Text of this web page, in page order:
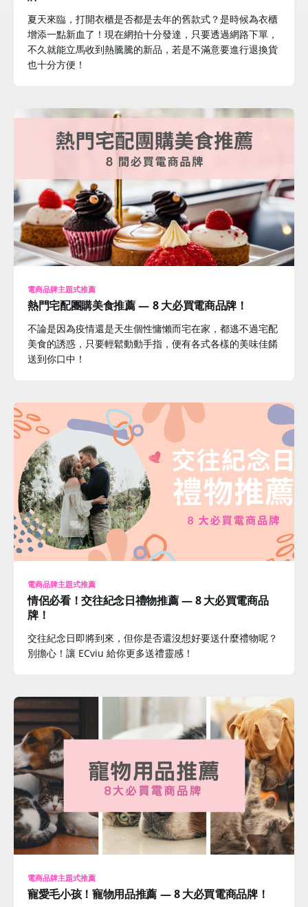
夏天來臨，打開衣櫃是否都是去年的舊款式？是時候為衣櫃
增添一點新血了！現在網拍十分發達，只要透過網路下單，
不久就能立馬收到熱騰騰的新品，若是不滿意要進行退換貨
也十分方便！
電商品牌主題式推薦
熱門宅配團購美食推薦 — 8 大必買電商品牌！
不論是因為疫情還是天生個性慵懶而宅在家，都逃不過宅配
美食的誘惑，只要輕鬆動動手指，便有各式各樣的美味佳餚
送到你口中！
電商品牌主題式推薦
情侶必看！交往紀念日禮物推薦 — 8 大必買電商品
牌！
交往紀念日即將到來，但你是否還沒想好要送什麼禮物呢？
別擔心！讓 ECviu 給你更多送禮靈感！
電商品牌主題式推薦
寵愛毛小孩！寵物用品推薦 — 8 大必買電商品牌！